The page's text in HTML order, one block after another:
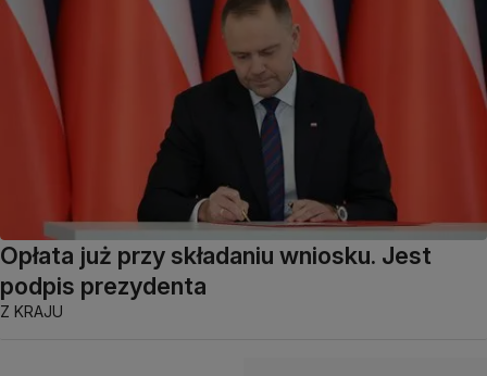
Opłata już przy składaniu wniosku. Jest
podpis prezydenta
Z KRAJU